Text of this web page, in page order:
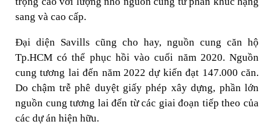
sang và cao cấp.
Đại diện Savills cũng cho hay, nguồn cung căn hộ
Tp.HCM có thể phục hồi vào cuối năm 2020. Nguồn
cung tương lai đến năm 2022 dự kiến đạt 147.000 căn.
Do chậm trễ phê duyệt giấy phép xây dựng, phần lớn
nguồn cung tương lai đến từ các giai đoạn tiếp theo của
các dự án hiện hữu.